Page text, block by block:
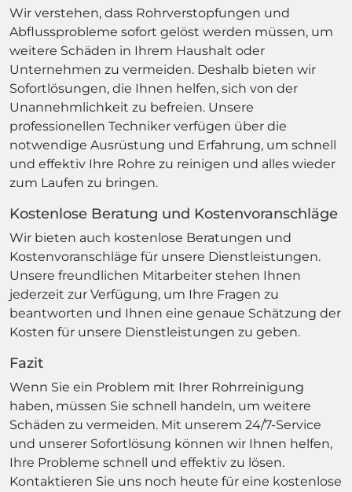
Wir verstehen, dass Rohrverstopfungen und
Abflussprobleme sofort gelöst werden müssen, um
weitere Schäden in Ihrem Haushalt oder
Unternehmen zu vermeiden. Deshalb bieten wir
Sofortlösungen, die Ihnen helfen, sich von der
Unannehmlichkeit zu befreien. Unsere
professionellen Techniker verfügen über die
notwendige Ausrüstung und Erfahrung, um schnell
und effektiv Ihre Rohre zu reinigen und alles wieder
zum Laufen zu bringen.
Kostenlose Beratung und Kostenvoranschläge
Wir bieten auch kostenlose Beratungen und
Kostenvoranschläge für unsere Dienstleistungen.
Unsere freundlichen Mitarbeiter stehen Ihnen
jederzeit zur Verfügung, um Ihre Fragen zu
beantworten und Ihnen eine genaue Schätzung der
Kosten für unsere Dienstleistungen zu geben.
Fazit
Wenn Sie ein Problem mit Ihrer Rohrreinigung
haben, müssen Sie schnell handeln, um weitere
Schäden zu vermeiden. Mit unserem 24/7-Service
und unserer Sofortlösung können wir Ihnen helfen,
Ihre Probleme schnell und effektiv zu lösen.
Kontaktieren Sie uns noch heute für eine kostenlose